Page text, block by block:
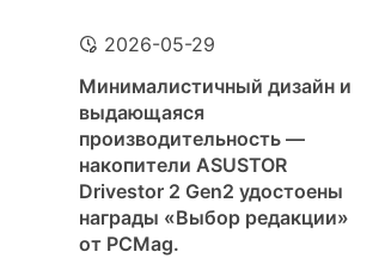
2026-05-29
Минималистичный дизайн и
выдающаяся
производительность —
накопители ASUSTOR
Drivestor 2 Gen2 удостоены
награды «Выбор редакции»
от PCMag.